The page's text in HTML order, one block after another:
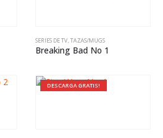
SERIES DE TV,TAZAS/MUGS
Breaking Bad No 1
DESCARGA GRATIS!